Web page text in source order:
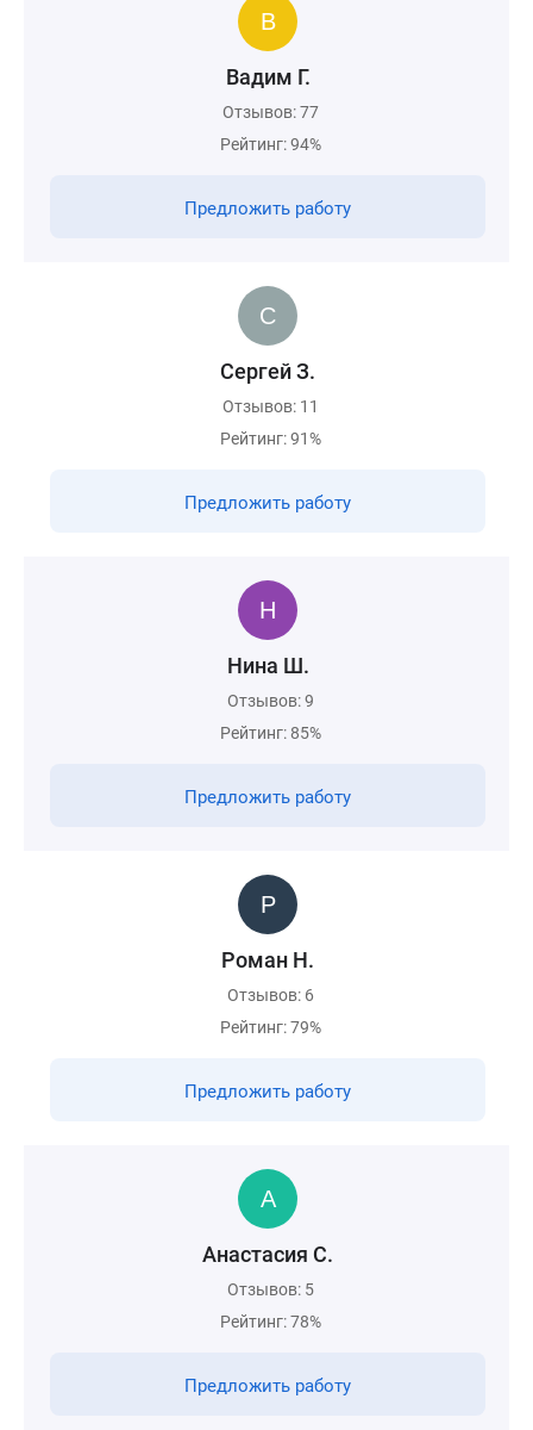
Вадим Г.
Отзывов: 77
Рейтинг: 94%
Предложить работу
Сергей З.
Отзывов: 11
Рейтинг: 91%
Предложить работу
Нина Ш.
Отзывов: 9
Рейтинг: 85%
Предложить работу
Роман Н.
Отзывов: 6
Рейтинг: 79%
Предложить работу
Анастасия С.
Отзывов: 5
Рейтинг: 78%
Предложить работу